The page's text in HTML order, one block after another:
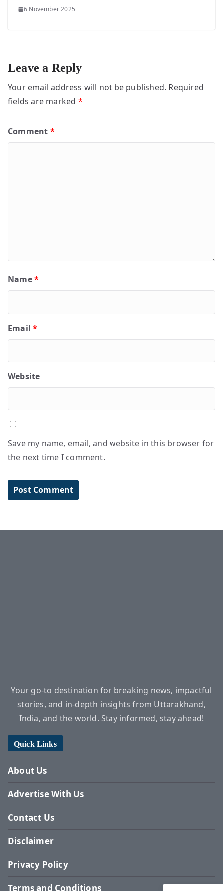
6 November 2025
Leave a Reply
Your email address will not be published. Required
fields are marked *
Comment *
Name*
Email*
Website
Save my name, email, and website in this browser for
the next time I comment.
Your go-to destination for breaking news, impactful
stories, and in-depth insights from Uttarakhand,
India, and the world. Stay informed, stay ahead!
Quick Links
About Us
Advertise With Us
Contact Us
Disclaimer
Privacy Policy
Terms and Conditions